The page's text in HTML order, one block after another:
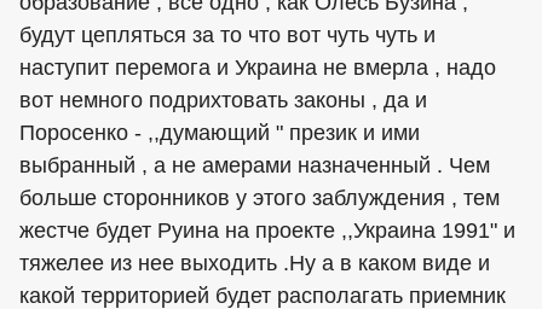
будут цепляться за то что вот чуть чуть и
наступит перемога и Украина не вмерла , надо
вот немного подрихтовать законы , да и
Поросенко - ,,думающий " презик и ими
выбранный , а не амерами назначенный . Чем
больше сторонников у этого заблуждения , тем
жестче будет Руина на проекте ,,Украина 1991" и
тяжелее из нее выходить .Ну а в каком виде и
какой территорией будет располагать приемник